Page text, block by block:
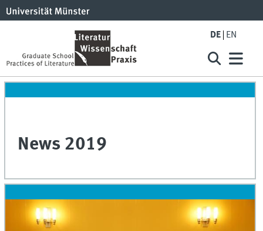
DE EN
News 2019